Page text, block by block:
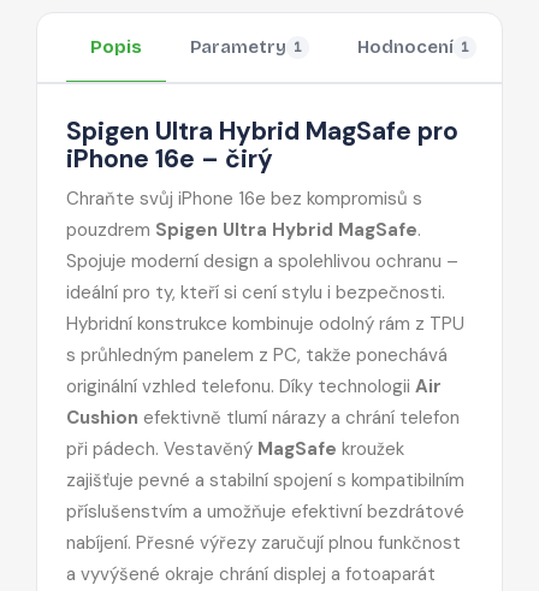
Popis Parametry 1 Hodnocení 1
Spigen Ultra Hybrid MagSafe pro
iPhone 16e – čirý
Chraňte svůj iPhone 16e bez kompromisů s
pouzdrem Spigen Ultra Hybrid MagSafe.
Spojuje moderní design a spolehlivou ochranu –
ideální pro ty, kteří si cení stylu i bezpečnosti.
Hybridní konstrukce kombinuje odolný rám z TPU
s průhledným panelem z PC, takže ponechává
originální vzhled telefonu. Díky technologii Air
Cushion efektivně tlumí nárazy a chrání telefon
při pádech. Vestavěný MagSafe kroužek
zajišťuje pevné a stabilní spojení s kompatibilním
příslušenstvím a umožňuje efektivní bezdrátové
nabíjení. Přesné výřezy zaručují plnou funkčnost
a vyvýšené okraje chrání displej a fotoaparát